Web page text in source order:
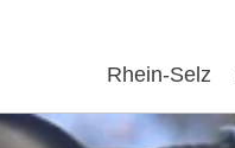
Rhein-Selz